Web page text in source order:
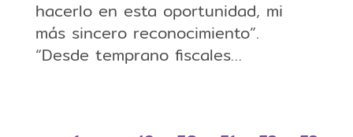
hacerlo en esta oportunidad, mi
más sincero reconocimiento”.
“Desde temprano fiscales…